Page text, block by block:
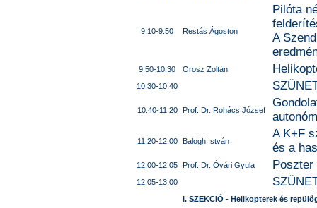
9:10-9:50 Restás Ágoston
Pilóta
A
9:50-10:30 Orosz Zoltán
10:30-10:40
10:40-11:20 Prof. Dr. Rohács József
11:20-12:00 Balogh István
A K+F
és a
12:00-12:05 Prof. Dr. Óvári Gyula Poszter
12:05-13:00
I. SZEKCIÓ - Helikopterek és